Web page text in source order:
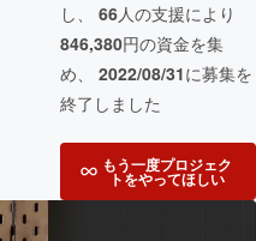
し、 66人の支援により
846,380円の資金を集
め、 2022/08/31に募集を
終了しました
もう一度プロジェク
トをやってほしい